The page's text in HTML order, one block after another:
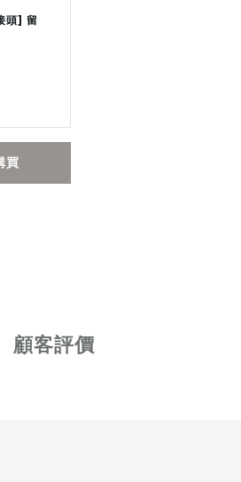
頭] 留
買
顧客評價